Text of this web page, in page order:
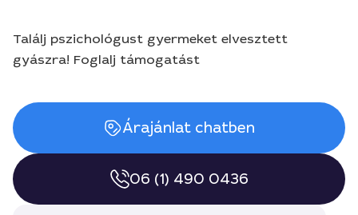
Találj pszichológust gyermeket elvesztett
gyászra! Foglalj támogatást
Árajánlat chatben
06 (1) 490 0436